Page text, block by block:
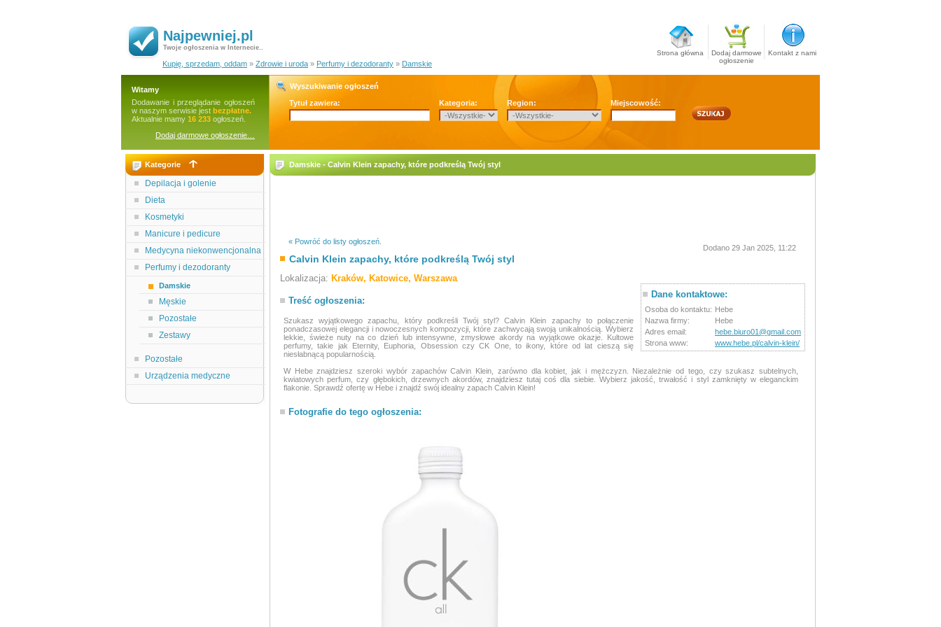
Najpewniej.pl
Twoje ogłoszenia w Internecie..
Strona główna
Dodaj darmowe
ogłoszenie
Kontakt z nami
Kupię, sprzedam, oddam » Zdrowie i uroda » Perfumy i dezodoranty » Damskie
Witamy
Dodawanie i przeglądanie ogłoszeń
w naszym serwisie jest bezpłatne.
Aktualnie mamy 16 233 ogłoszeń.
Dodaj darmowe ogłoszenie…
Wyszukiwanie ogłoszeń
Tytuł zawiera:
Kategoria: Region: Miejscowość:
Kategorie
Depilacja i golenie
Dieta
Kosmetyki
Manicure i pedicure
Medycyna niekonwencjonalna
Perfumy i dezodoranty
Damskie
Męskie
Pozostałe
Zestawy
Pozostałe
Urządzenia medyczne
Damskie - Calvin Klein zapachy, które podkreślą Twój styl
« Powróć do listy ogłoszeń.
Calvin Klein zapachy, które podkreślą Twój styl
Dodano 29 Jan 2025, 11:22
Lokalizacja: Kraków, Katowice, Warszawa
Dane kontaktowe:
Osoba do kontaktu: Hebe
Nazwa firmy:
Hebe
Adres email:
hebe.biuro01@gmail.com
Strona www:
www.hebe.pl/calvin-klein/
Treść ogłoszenia:
Szukasz wyjątkowego zapachu, który podkreśli Twój styl? Calvin Klein zapachy to połączenie
ponadczasowej elegancji i nowoczesnych kompozycji, które zachwycają swoją unikalnością. Wybierz
lekkie, świeże nuty na co dzień lub intensywne, zmysłowe akordy na wyjątkowe okazje. Kultowe
perfumy, takie jak Eternity, Euphoria, Obsession czy CK One, to ikony, które od lat cieszą się
niesłabnącą popularnością.
W Hebe znajdziesz szeroki wybór zapachów Calvin Klein, zarówno dla kobiet, jak i mężczyzn. Niezależnie od tego, czy szukasz subtelnych,
kwiatowych perfum, czy głębokich, drzewnych akordów, znajdziesz tutaj coś dla siebie. Wybierz jakość, trwałość i styl zamknięty w eleganckim
flakonie. Sprawdź ofertę w Hebe i znajdź swój idealny zapach Calvin Klein!
Fotografie do tego ogłoszenia: